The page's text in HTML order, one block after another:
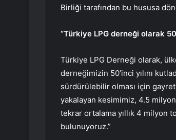
Birliği tarafından bu hususa
“Türkiye LPG derneği olarak
Türkiye LPG Derneği olarak,
derneğimizin 50’inci yılını
sürdürülebilir olması için
yakalayan kesimimiz, 4.5
tekrar ortalama yıllık 4 milyon
bulunuyoruz.”